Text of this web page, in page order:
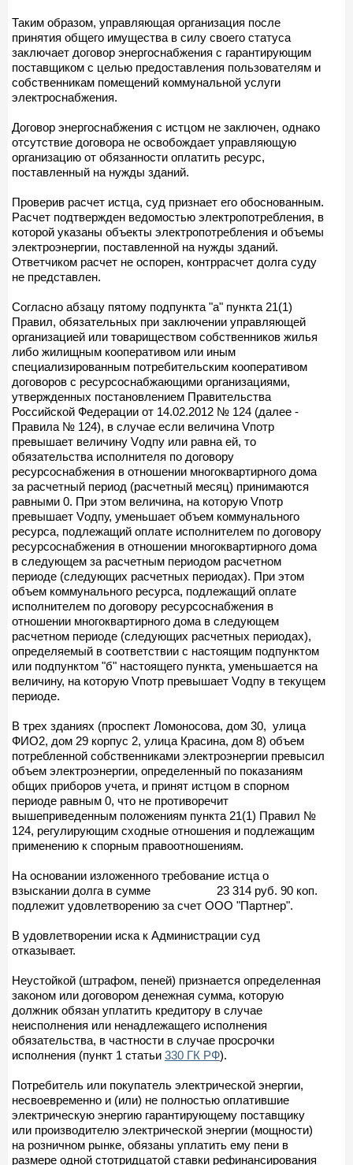
Таким образом, управляющая организация после
принятия общего имущества в силу своего статуса
заключает договор энергоснабжения с гарантирующим
поставщиком с целью предоставления пользователям и
собственникам помещений коммунальной услуги
электроснабжения.
Договор энергоснабжения с истцом не заключен, однако
отсутствие договора не освобождает управляющую
организацию от обязанности оплатить ресурс,
поставленный на нужды зданий.
Проверив расчет истца, суд признает его обоснованным.
Расчет подтвержден ведомостью электропотребления, в
которой указаны объекты электропотребления и объемы
электроэнергии, поставленной на нужды зданий.
Ответчиком расчет не оспорен, контррасчет долга суду
не представлен.
Согласно абзацу пятому подпункта "а" пункта 21(1)
Правил, обязательных при заключении управляющей
организацией или товариществом собственников жилья
либо жилищным кооперативом или иным
специализированным потребительским кооперативом
договоров с ресурсоснабжающими организациями,
утвержденных постановлением Правительства
Российской Федерации от 14.02.2012 № 124 (далее -
Правила № 124), в случае если величина Vпотр
превышает величину Vодпу или равна ей, то
обязательства исполнителя по договору
ресурсоснабжения в отношении многоквартирного дома
за расчетный период (расчетный месяц) принимаются
равными 0. При этом величина, на которую Vпотр
превышает Vодпу, уменьшает объем коммунального
ресурса, подлежащий оплате исполнителем по договору
ресурсоснабжения в отношении многоквартирного дома
в следующем за расчетным периодом расчетном
периоде (следующих расчетных периодах). При этом
объем коммунального ресурса, подлежащий оплате
исполнителем по договору ресурсоснабжения в
отношении многоквартирного дома в следующем
расчетном периоде (следующих расчетных периодах),
определяемый в соответствии с настоящим подпунктом
или подпунктом "б" настоящего пункта, уменьшается на
величину, на которую Vпотр превышает Vодпу в текущем
периоде.
В трех зданиях (проспект Ломоносова, дом 30, улица
ФИО2, дом 29 корпус 2, улица Красина, дом 8) объем
потребленной собственниками электроэнергии превысил
объем электроэнергии, определенный по показаниям
общих приборов учета, и принят истцом в спорном
периоде равным 0, что не противоречит
вышеприведенным положениям пункта 21(1) Правил №
124, регулирующим сходные отношения и подлежащим
применению к спорным правоотношениям.
На основании изложенного требование истца о
взыскании долга в сумме 23 314 руб. 90 коп.
подлежит удовлетворению за счет ООО "Партнер".
В удовлетворении иска к Администрации суд
отказывает.
Неустойкой (штрафом, пеней) признается определенная
законом или договором денежная сумма, которую
должник обязан уплатить кредитору в случае
неисполнения или ненадлежащего исполнения
обязательства, в частности в случае просрочки
исполнения (пункт 1 статьи 330 ГК РФ).
Потребитель или покупатель электрической энергии,
несвоевременно и (или) не полностью оплатившие
электрическую энергию гарантирующему поставщику
или производителю электрической энергии (мощности)
на розничном рынке, обязаны уплатить ему пени в
размере одной стотридцатой ставки рефинансирования